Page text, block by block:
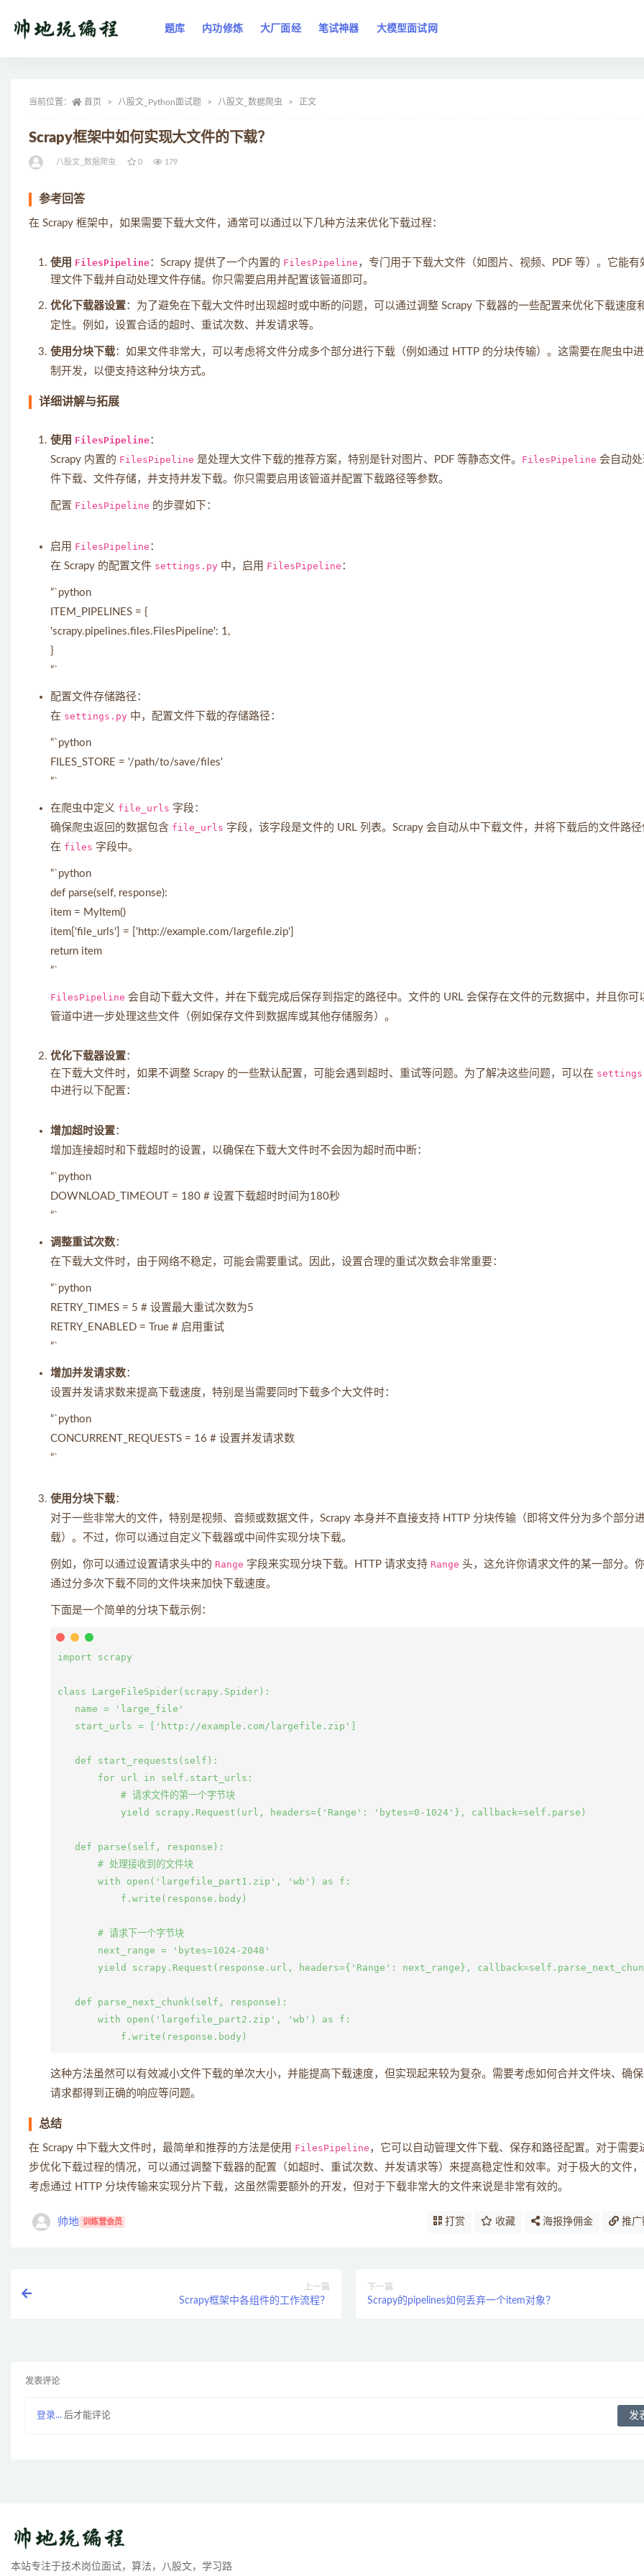
题库 内功修炼 大厂面经 笔试神器 大模型面试网
当前位置： 首页 八股文_Python面试题 八股文_数据爬虫 正文
Scrapy框架中如何实现大文件的下载？
八股文_数据爬虫 0 179
参考回答
在 Scrapy 框架中，如果需要下载大文件，通常可以通过以下几种方法来优化下载过程：
使用 FilesPipeline：Scrapy 提供了一个内置的 FilesPipeline ，专门用于下载大文件（如图片、视频、PDF 等）。它能有
理文件下载并自动处理文件存储。你只需要启用并配置该管道即可。
优化下载器设置：为了避免在下载大文件时出现超时或中断的问题，可以通过调整 Scrapy 下载器的一些配置来优化下载速度
定性。例如，设置合适的超时、重试次数、并发请求等。
使用分块下载：如果文件非常大，可以考虑将文件分成多个部分进行下载（例如通过 HTTP 的分块传输）。这需要在爬虫中
制开发，以便支持这种分块方式。
详细讲解与拓展
使用 FilesPipeline：
Scrapy 内置的 FilesPipeline 是处理大文件下载的推荐方案，特别是针对图片、PDF 等静态文件。 FilesPipeline 会自动
件下载、文件存储，并支持并发下载。你只需要启用该管道并配置下载路径等参数。
配置 FilesPipeline 的步骤如下：
启用 FilesPipeline ：
在 Scrapy 的配置文件 settings.py 中，启用 FilesPipeline ：
“`python
ITEM_PIPELINES = {
'scrapy.pipelines.files.FilesPipeline': 1,
}
“`
配置文件存储路径：
在 settings.py 中，配置文件下载的存储路径：
“`python
FILES_STORE = '/path/to/save/files'
“`
在爬虫中定义 file_urls 字段：
确保爬虫返回的数据包含 file_urls 字段，该字段是文件的 URL 列表。Scrapy 会自动从中下载文件，并将下载后的文件路
在 files 字段中。
“`python
def parse(self, response):
item = MyItem()
item['file_urls'] = ['http://example.com/largefile.zip']
return item
“`
FilesPipeline 会自动下载大文件，并在下载完成后保存到指定的路径中。文件的 URL 会保存在文件的元数据中，并且你可
管道中进一步处理这些文件（例如保存文件到数据库或其他存储服务）。
优化下载器设置：
在下载大文件时，如果不调整 Scrapy 的一些默认配置，可能会遇到超时、重试等问题。为了解决这些问题，可以在
中进行以下配置：
增加超时设置：
增加连接超时和下载超时的设置，以确保在下载大文件时不会因为超时而中断：
“`python
DOWNLOAD_TIMEOUT = 180 # 设置下载超时时间为180秒
“`
调整重试次数：
在下载大文件时，由于网络不稳定，可能会需要重试。因此，设置合理的重试次数会非常重要：
“`python
RETRY_TIMES = 5 # 设置最大重试次数为5
RETRY_ENABLED = True # 启用重试
“`
增加并发请求数：
设置并发请求数来提高下载速度，特别是当需要同时下载多个大文件时：
“`python
CONCURRENT_REQUESTS = 16 # 设置并发请求数
“`
使用分块下载：
对于一些非常大的文件，特别是视频、音频或数据文件，Scrapy 本身并不直接支持 HTTP 分块传输（即将文件分为多个部分
载）。不过，你可以通过自定义下载器或中间件实现分块下载。
例如，你可以通过设置请求头中的 Range 字段来实现分块下载。HTTP 请求支持 Range 头，这允许你请求文件的某一部分。
通过分多次下载不同的文件块来加快下载速度。
下面是一个简单的分块下载示例：
import scrapy
class LargeFileSpider(scrapy.Spider):
   name = 'large_file'
   start_urls = ['http://example.com/largefile.zip']
   def start_requests(self):
       for url in self.start_urls:
           # 请求文件的第一个字节块
           yield scrapy.Request(url, headers={'Range': 'bytes=0-1024'}, callback=self.parse)
   def parse(self, response):
       # 处理接收到的文件块
       with open('largefile_part1.zip', 'wb') as f:
           f.write(response.body)
       # 请求下一个字节块
       next_range = 'bytes=1024-2048'
yield scrapy.Request(response.url, headers={'Range': next_range},
   def parse_next_chunk(self, response):
       with open('largefile_part2.zip', 'wb') as f:
这种方法虽然可以有效减小文件下载的单次大小，并能提高下载速度，但实现起来较为复杂。需要考虑如何合并文件块、确
请求都得到正确的响应等问题。
总结
在 Scrapy 中下载大文件时，最简单和推荐的方法是使用 FilesPipeline ，它可以自动管理文件下载、保存和路径配置。对于需要
步优化下载过程的情况，可以通过调整下载器的配置（如超时、重试次数、并发请求等）来提高稳定性和效率。对于极大的文件
考虑通过 HTTP 分块传输来实现分片下载，这虽然需要额外的开发，但对于下载非常大的文件来说是非常有效的。
帅地 训练营会员 打赏 收藏 海报挣佣金 推广
上一篇
Scrapy框架中各组件的工作流程？
下一篇
Scrapy的pipelines如何丢弃一个item对象？
发表评论
登录... 后才能评论
本站专注于技术岗位面试，算法，八股文，学习路